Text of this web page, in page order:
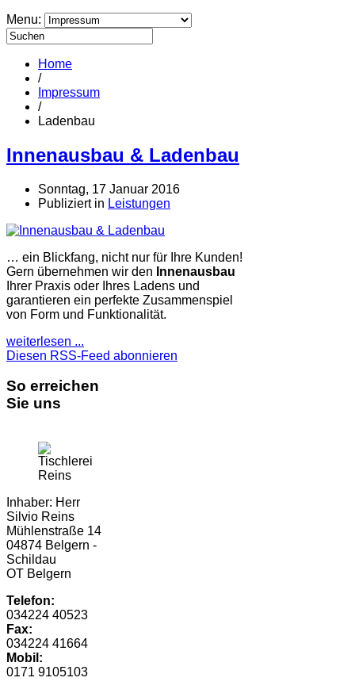
Menu:
Home
/
Impressum
/
Ladenbau
Innenausbau & Ladenbau
Sonntag, 17 Januar 2016
Publiziert in Leistungen
… ein Blickfang, nicht nur für Ihre Kunden!
Gern übernehmen wir den Innenausbau
Ihrer Praxis oder Ihres Ladens und
garantieren ein perfekte Zusammenspiel
von Form und Funktionalität.
weiterlesen ...
Diesen RSS-Feed abonnieren
So erreichen
Sie uns
Inhaber: Herr
Silvio Reins
Mühlenstraße 14
04874 Belgern -
Schildau
OT Belgern
Telefon:
034224 40523
Fax:
034224 41664
Mobil:
0171 9105103